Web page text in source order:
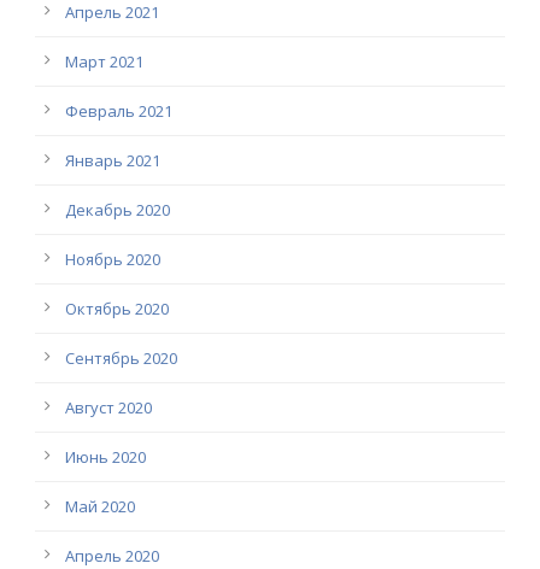
Апрель 2021
Март 2021
Февраль 2021
Январь 2021
Декабрь 2020
Ноябрь 2020
Октябрь 2020
Сентябрь 2020
Август 2020
Июнь 2020
Май 2020
Апрель 2020